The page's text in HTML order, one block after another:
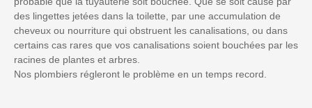
des lingettes jetées dans la toilette, par une accumulation de
cheveux ou nourriture qui obstruent les canalisations, ou dans
certains cas rares que vos canalisations soient bouchées par les
racines de plantes et arbres.
Nos plombiers régleront le problème en un temps record.